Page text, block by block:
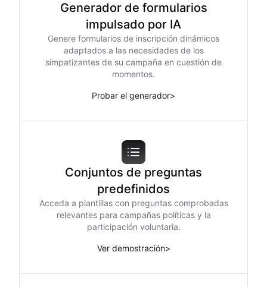
Generador de formularios
impulsado por IA
Genere formularios de inscripción dinámicos
adaptados a las necesidades de los
simpatizantes de su campaña en cuestión de
momentos.
Probar el generador>
Conjuntos de preguntas
predefinidos
Acceda a plantillas con preguntas comprobadas
relevantes para campañas políticas y la
participación voluntaria.
Ver demostración>